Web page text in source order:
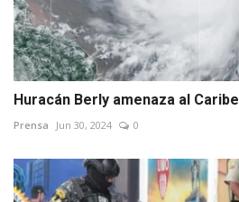
Huracán Berly amenaza al Caribe
Prensa Jun 30, 2024 0